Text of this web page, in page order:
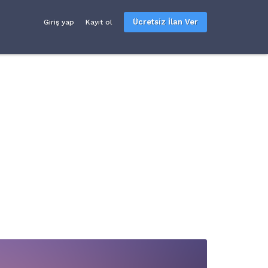
Giriş yap Kayıt ol Ücretsiz İlan Ver